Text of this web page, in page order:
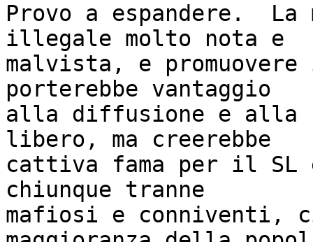
Provo a espandere.
illegale molto nota e
malvista, e
porterebbe vantaggio
alla diffusione e alla
libero, ma creerebbe
cattiva fama per il
chiunque tranne
mafiosi e conniventi,